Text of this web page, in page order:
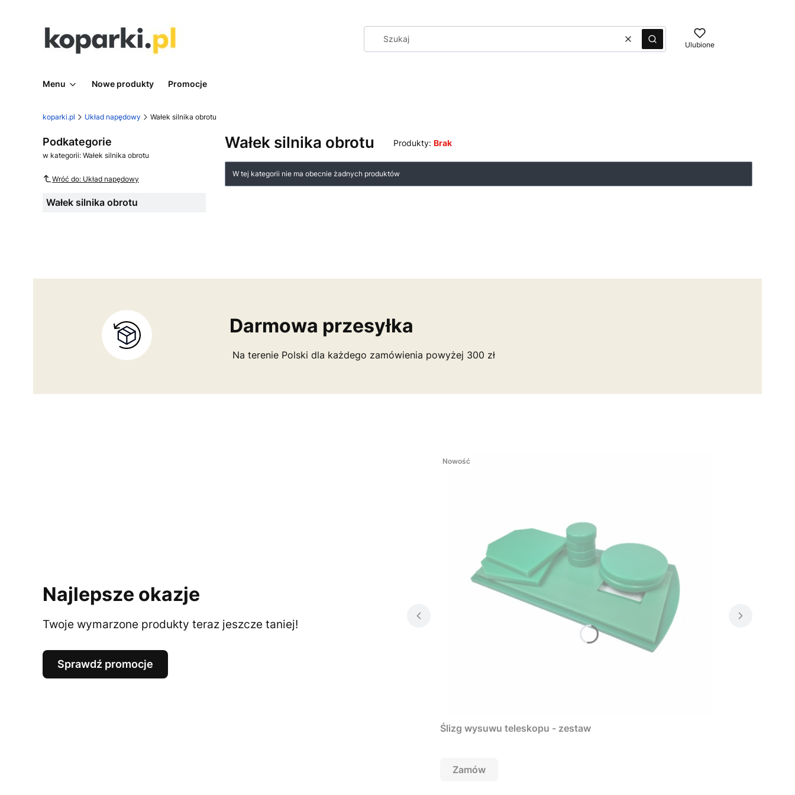
WyczyśćSzukaj Ulubione
Menu Nowe produkty Promocje
koparki.pl Układ napędowy Wałek silnika obrotu
Podkategorie
w kategorii: Wałek silnika obrotu
Wróć do: Układ napędowy
Wałek silnika obrotu
Wałek silnika obrotu Produkty: Brak
Lista produktów
W tej kategorii nie ma obecnie żadnych produktów
Darmowa przesyłka
Na terenie Polski dla każdego zamówienia powyżej 300 zł
Najlepsze okazje
Twoje wymarzone produkty teraz jeszcze taniej!
Sprawdź promocje
Nowość
Ślizg wysuwu teleskopu - zestaw
Zamów